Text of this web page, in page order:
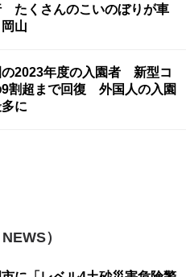
たくさんのこいのぼりが車
山
の2023年度の入園者 新型コ
9割超まで回復 外国人の入園
に
）